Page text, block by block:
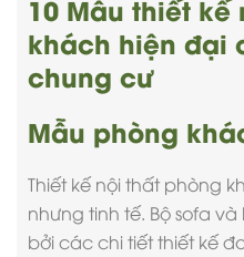
10 Mẫu thiết
khách hiện đại
chung cư
Mẫu phòng
Thiết kế nội thất phòng
nhưng tinh tế. Bộ sofa
bởi các chi tiết thiết kế